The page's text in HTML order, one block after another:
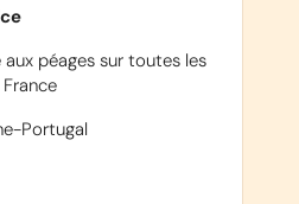
aux péages sur toutes les
Portugal